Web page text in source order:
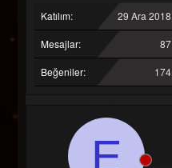
Katılım 29 Ara 2018
Mesajlar 87
Beğeniler 174
E